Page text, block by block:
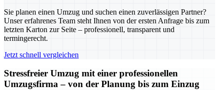
Sie planen einen Umzug und suchen einen zuverlässigen Partner?
Unser erfahrenes Team steht Ihnen von der ersten Anfrage bis zum
letzten Karton zur Seite – professionell, transparent und
termingerecht.
Jetzt schnell vergleichen
Stressfreier Umzug mit einer professionellen
Umzugsfirma – von der Planung bis zum Einzug